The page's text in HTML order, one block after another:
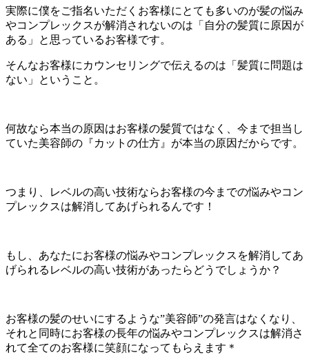
実際に僕をご指名いただくお客様にとても多いのが髪の悩み
やコンプレックスが解消されないのは「自分の髪質に原因が
ある」と思っているお客様です。
そんなお客様にカウンセリングで伝えるのは「髪質に問題は
ない」ということ。
何故なら本当の原因はお客様の髪質ではなく、今まで担当し
ていた美容師の『カットの仕方』が本当の原因だからです。
つまり、レベルの高い技術ならお客様の今までの悩みやコン
プレックスは解消してあげられるんです！
もし、あなたにお客様の悩みやコンプレックスを解消してあ
げられるレベルの高い技術があったらどうでしょうか？
お客様の髪のせいにするような”美容師”の発言はなくなり、
それと同時にお客様の長年の悩みやコンプレックスは解消さ
れて全てのお客様に笑顔になってもらえます＊